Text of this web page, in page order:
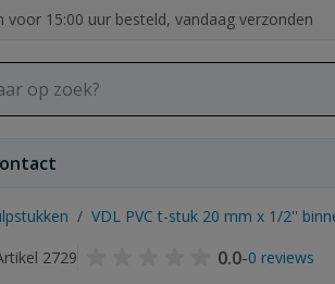
voor 15:00 uur besteld, vandaag verzonden
/ VDL PVC t-stuk 20 mm x 1/2''
2729
0.0-0 reviews